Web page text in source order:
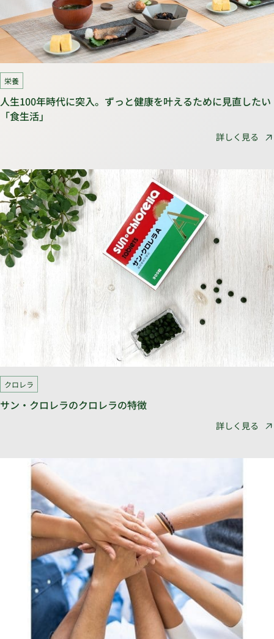
栄養
人生100年時代に突入。ずっと健康を叶えるために見直したい
「食生活」
詳しく見る
クロレラ
サン・クロレラのクロレラの特徴
詳しく見る